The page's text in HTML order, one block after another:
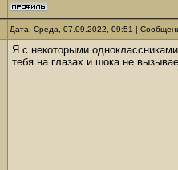
Дата: Среда, 07.09.2022, 09:51 |
Я с некоторыми
тебя на глазах и шока не